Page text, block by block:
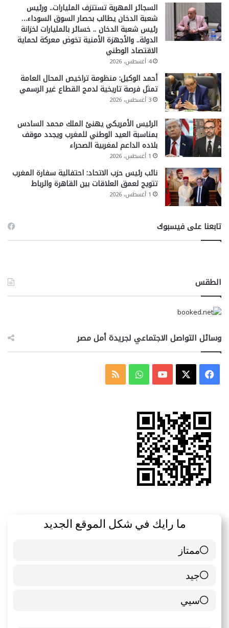
السجائر المهربة تستنزف المليارات.. ورئيس
شعبة الدخان يطالب بحصار السوق السوداء…
رئيس شعبة الدخان .. خسائر بالمليارات لخزانة
الدولة.. والأجهزة الأمنية تخوض معركة لحماية
الاقتصاد الوطني
4 أغسطس، 2026
أحمد الوكيل: منظومة تراخيص المحال العامة
تمثل فرصة تاريخية لدمج القطاع غير الرسمي
3 أغسطس، 2026
الرئيس الأمريكي يهنئ الملك محمد السادس
بمناسبة العيد الوطني للمغرب ويجدد موقف
بلاده الداعم لمغربية الصحراء
1 أغسطس، 2026
نائب رئيس حزب الاتحاد: احتفالية سفارة المغرب
تتويج لعمق العلاقات بين القاهرة والرباط
1 أغسطس، 2026
تابعنا على فيسبوك
الطقس
وسائل التواصل الاجتماعي لجريدة أمل مصر
فيسبوك ‫YouTubeواتسابملخص
ما رايك في شكل الموقع الجديد
ممتاز
6 ( 85.71 % )
جيد
0 ( 0 % )
سيي
1 ( 14.29 % )